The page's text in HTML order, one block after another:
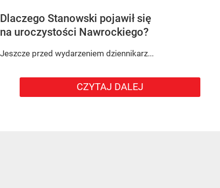
Dlaczego Stanowski pojawił się
na uroczystości Nawrockiego?
Jeszcze przed wydarzeniem dziennikarz...
CZYTAJ DALEJ